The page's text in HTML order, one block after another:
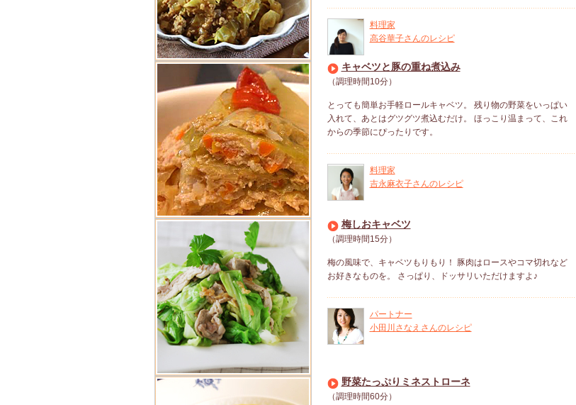
料理家
高谷華子さんのレシピ
キャベツと豚の重ね煮込み
（調理時間10分）
とっても簡単お手軽ロールキャベツ。 残り物の野菜をいっぱい
入れて、あとはグツグツ煮込むだけ。 ほっこり温まって、これ
からの季節にぴったりです。
料理家
吉永麻衣子さんのレシピ
梅しおキャベツ
（調理時間15分）
梅の風味で、キャベツもりもり！ 豚肉はロースやコマ切れなど
お好きなものを。 さっぱり、ドッサリいただけますよ♪
パートナー
小田川さなえさんのレシピ
野菜たっぷりミネストローネ
（調理時間60分）